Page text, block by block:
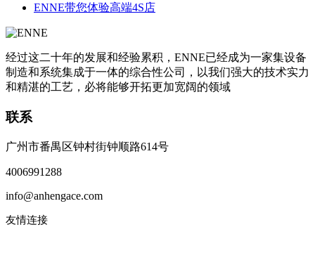
ENNE带您体验高端4S店
经过这二十年的发展和经验累积，ENNE已经成为一家集设备
制造和系统集成于一体的综合性公司，以我们强大的技术实力
和精湛的工艺，必将能够开拓更加宽阔的领域
联系
广州市番禺区钟村街钟顺路614号
4006991288
info@anhengace.com
友情连接